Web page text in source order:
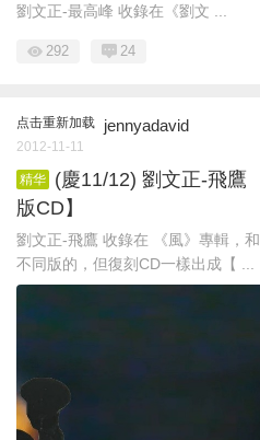
劉文正-最高峰 收錄在《劉文 ...
292 24
点击重新加载 jennyadavid
2012-11-11
精华
(慶11/12) 劉文正-飛鷹
版CD】
劉文正-飛鷹 收錄在 《風》專輯，
不同版的，但復刻CD一樣出成【 ...